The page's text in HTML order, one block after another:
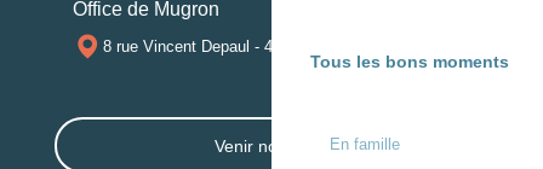
Tous les bons moments
En famille
Office de Mugron
8 rue Vincent Depaul - 40250 MUGRON
Venir nous voir